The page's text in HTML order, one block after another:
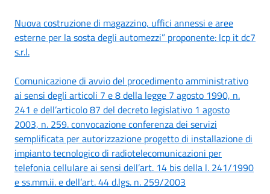
Nuova costruzione di magazzino, uffici annessi e aree
esterne per la sosta degli automezzi” proponente: lcp it dc7
s.r.l.
Comunicazione di avvio del procedimento amministrativo
ai sensi degli articoli 7 e 8 della legge 7 agosto 1990, n.
241 e dell’articolo 87 del decreto legislativo 1 agosto
2003, n. 259. convocazione conferenza dei servizi
semplificata per autorizzazione progetto di installazione di
impianto tecnologico di radiotelecomunicazioni per
telefonia cellulare ai sensi dell’art. 14 bis della l. 241/1990
e ss.mm.ii. e dell’art. 44 d.lgs. n. 259/2003